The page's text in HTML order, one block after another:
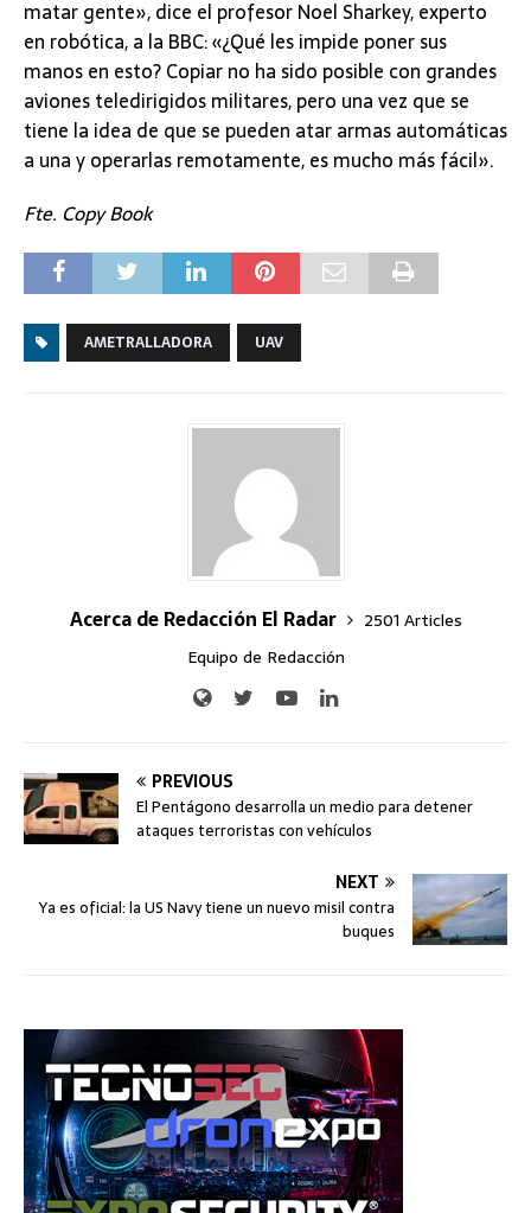
matar gente», dice el profesor Noel Sharkey, experto
en robótica, a la BBC: «¿Qué les impide poner sus
manos en esto? Copiar no ha sido posible con grandes
aviones teledirigidos militares, pero una vez que se
tiene la idea de que se pueden atar armas automáticas
a una y operarlas remotamente, es mucho más fácil».
Fte. Copy Book
AMETRALLADORA UAV
Acerca de Redacción El Radar
2501 Articles
Equipo de Redacción
PREVIOUS
El Pentágono desarrolla un medio para detener
ataques terroristas con vehículos
NEXT
Ya es oficial: la US Navy tiene un nuevo misil contra
buques